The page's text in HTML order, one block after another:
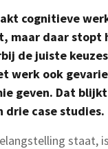
cognitieve
daar stopt
de juiste
werk ook
geven. Dat
drie case studies.
staat,